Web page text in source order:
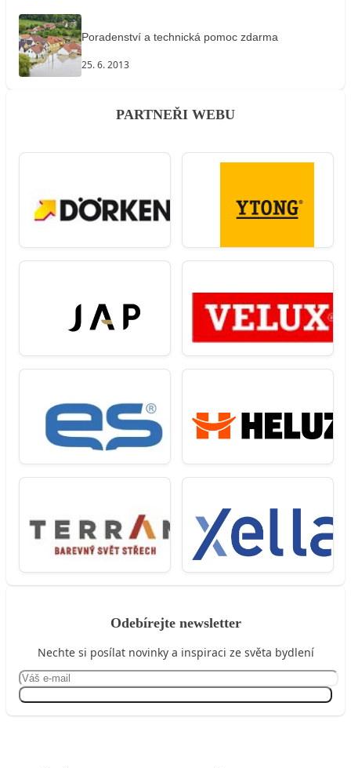
Poradenství a technická pomoc zdarma
25. 6. 2013
PARTNEŘI WEBU
Odebírejte newsletter
Nechte si posílat novinky a inspiraci ze světa bydlení